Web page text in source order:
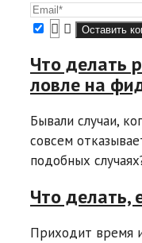
Что делать
ловле на
Бывали случаи,
совсем
подобных
Что делать,
Приходит время